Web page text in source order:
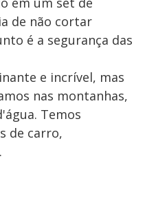
de não cortar
é a segurança das
e incrível, mas
nas montanhas,
Temos
de carro,